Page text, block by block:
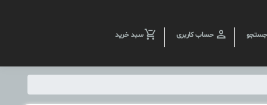
جستجو حساب کاربری سبد خرید